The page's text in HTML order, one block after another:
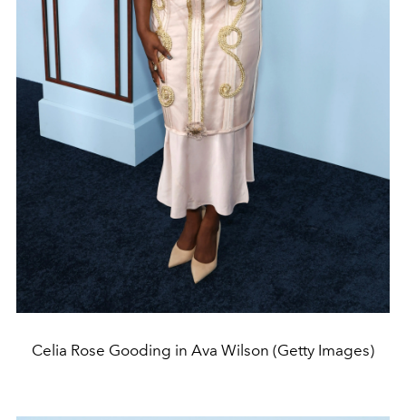
Celia Rose Gooding in Ava Wilson (Getty Images)